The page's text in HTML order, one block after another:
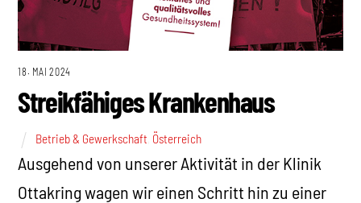
18. MAI 2024
Streikfähiges Krankenhaus
Betrieb & Gewerkschaft Österreich
Ausgehend von unserer Aktivität in der Klinik
Ottakring wagen wir einen Schritt hin zu einer